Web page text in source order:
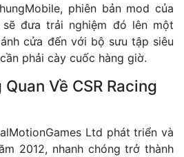
phiên bản mod của
sẽ đưa trải nghiệm đó lên một
cửa đến với bộ sưu tập siêu
phải cày cuốc hàng giờ.
Về CSR Racing
Ltd phát triển và
2012, nhanh chóng trở thành